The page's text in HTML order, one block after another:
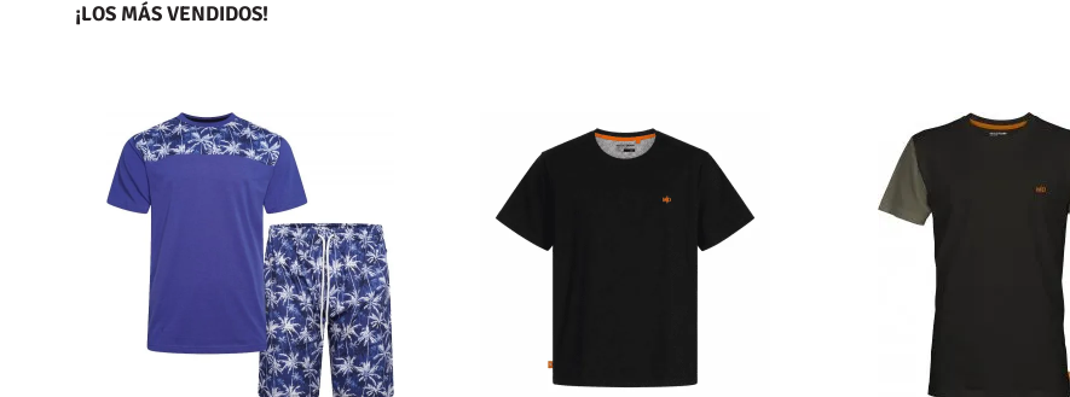
¡LOS MÁS VENDIDOS!